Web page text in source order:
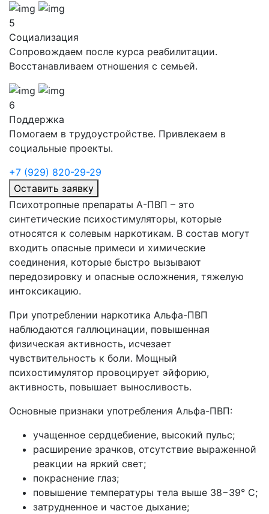
5
Социализация
Сопровождаем после курса реабилитации.
Восстанавливаем отношения с семьей.
6
Поддержка
Помогаем в трудоустройстве. Привлекаем в
социальные проекты.
+7 (929) 820-29-29
Оставить заявку
Психотропные препараты А-ПВП – это
синтетические психостимуляторы, которые
относятся к солевым наркотикам. В состав могут
входить опасные примеси и химические
соединения, которые быстро вызывают
передозировку и опасные осложнения, тяжелую
интоксикацию.
При употреблении наркотика Альфа-ПВП
наблюдаются галлюцинации, повышенная
физическая активность, исчезает
чувствительность к боли. Мощный
психостимулятор провоцирует эйфорию,
активность, повышает выносливость.
Основные признаки употребления Альфа-ПВП:
учащенное сердцебиение, высокий пульс;
расширение зрачков, отсутствие выраженной
реакции на яркий свет;
покраснение глаз;
повышение температуры тела выше 38−39° С;
затрудненное и частое дыхание;